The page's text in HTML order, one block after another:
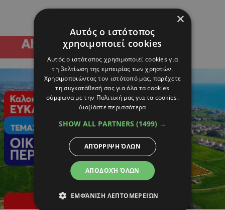
×
Αυτός ο ιστότοπος
χρησιμοποιεί cookies
Αυτός ο ιστότοπος χρησιμοποιεί cookies για
τη βελτίωση της εμπειρίας των χρηστών.
Χρησιμοποιώντας τον ιστότοπό μας, παρέχετε
τη συγκατάθεσή σας για όλα τα cookies
σύμφωνα με την Πολιτική μας για τα cookies.
Διαβάστε περισσότερα
SHOW ALL PARTNERS (1499) →
ΑΠΟΔΟΧΉ ΌΛΩΝ
ΑΠΌΡΡΙΨΗ ΌΛΩΝ
ΕΜΦΆΝΙΣΗ ΛΕΠΤΟΜΕΡΕΙΏΝ